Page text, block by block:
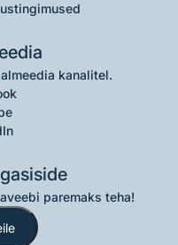
kanalitel.
paremaks teha!